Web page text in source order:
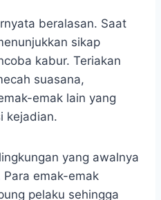
beralasan. Saat
sikap
kabur. Teriakan
suasana,
emak lain yang
kejadian.
yang awalnya
emak-emak
pelaku sehingga